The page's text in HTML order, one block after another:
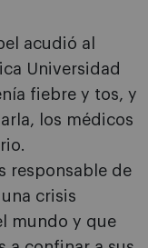
acudió al
Universidad
fiebre y tos, y
los médicos
responsable de
crisis
mundo y que